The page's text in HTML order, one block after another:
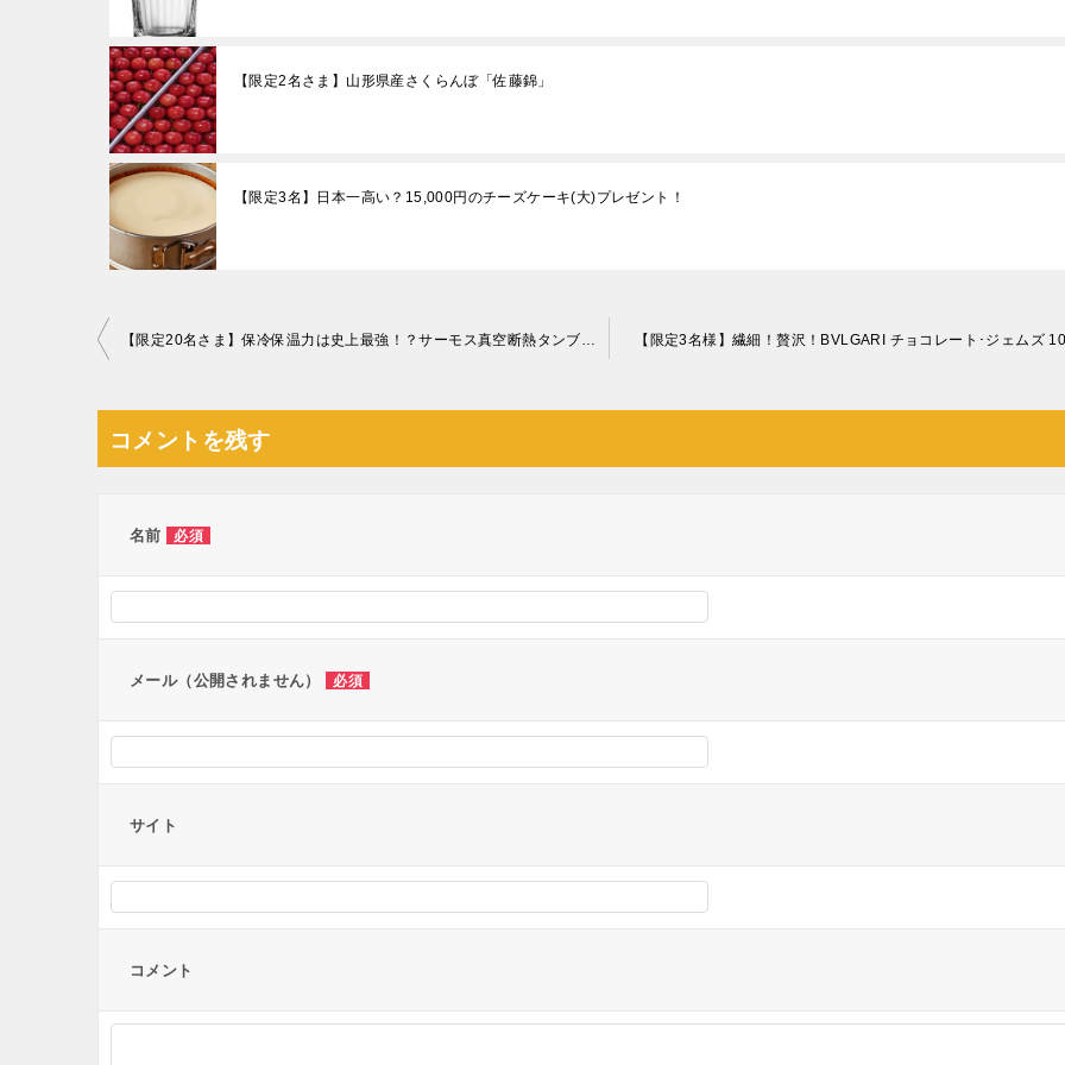
【限定2名さま】山形県産さくらんぼ「佐藤錦」
【限定3名】日本一高い？15,000円のチーズケーキ(大)プレゼント！
投
ナ
ビ
ョ
【限定3名様】繊細！贅沢！BVLGARI チョコレート･ジェムズ
コメントを残す
名前 必須
メール（公開されません） 必須
サイト
コメント